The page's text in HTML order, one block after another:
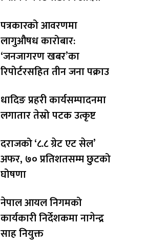
पत्रकारको आवरणमा
लागुऔषध कारोबार:
‘जनजागरण खबर’का
रिपोर्टरसहित तीन जना पक्राउ
धादिङ प्रहरी कार्यसम्पादनमा
लगातार तेस्रो पटक उत्कृष्ट
दराजको ‘८.८ ग्रेट एट सेल’
अफर, ७० प्रतिशतसम्म छुटको
घोषणा
नेपाल आयल निगमको
कार्यकारी निर्देशकमा नागेन्द्र
साह नियुक्त